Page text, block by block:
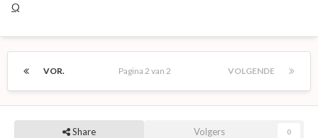
Q
VOR. VOLGENDE
Pagina 2 van 2
Share Volgers 0